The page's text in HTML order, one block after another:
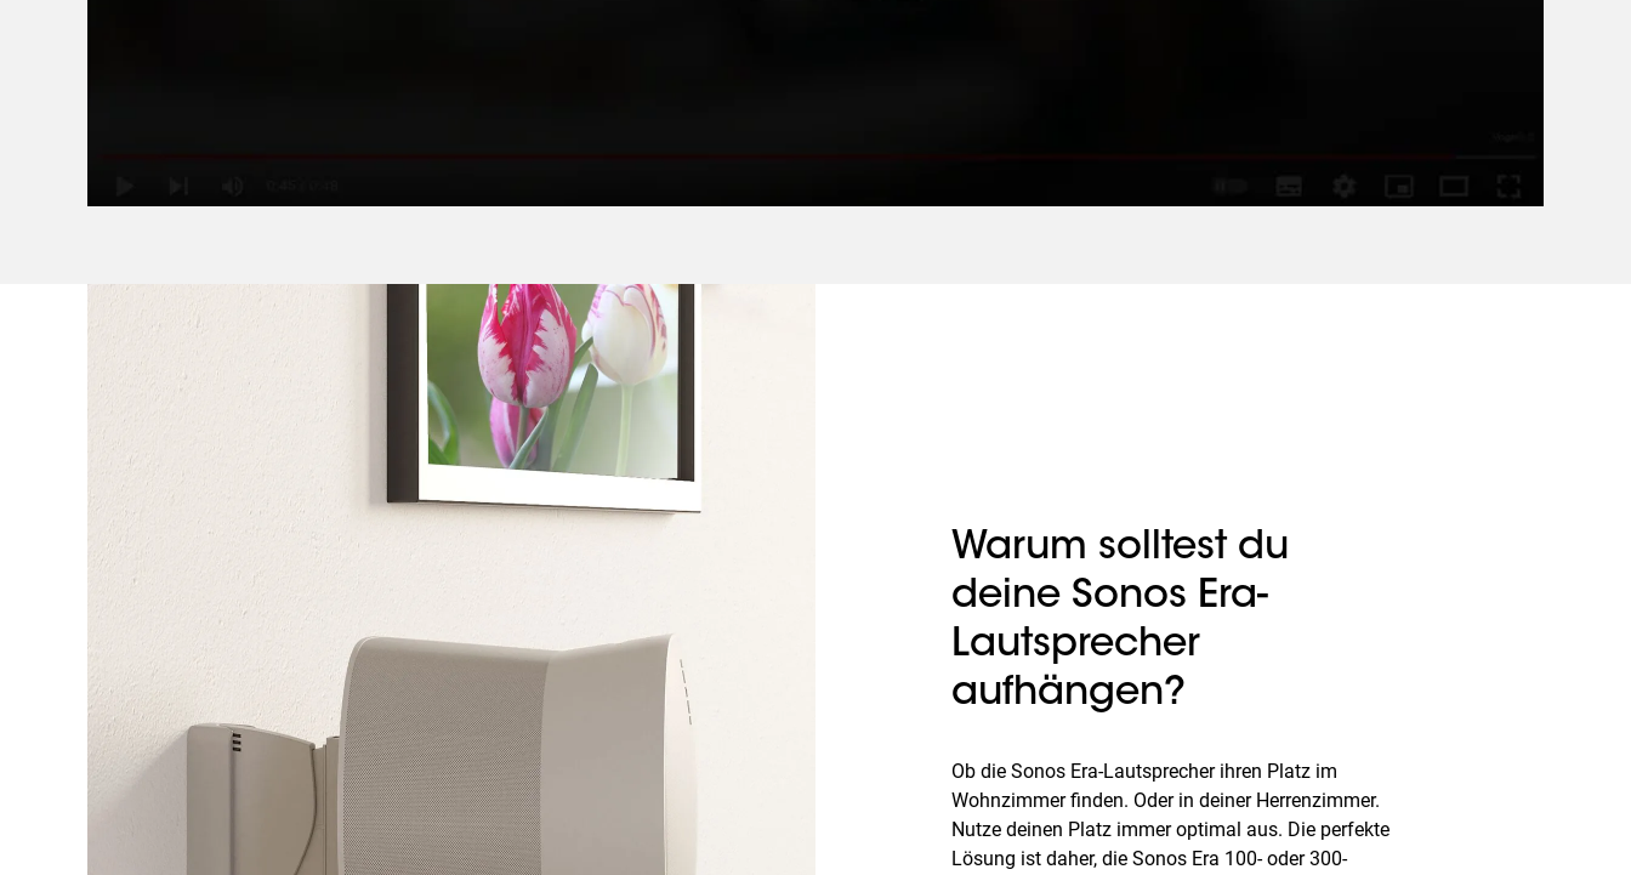
Warum solltest du
deine Sonos Era-
Lautsprecher
aufhängen?
Ob die Sonos Era-Lautsprecher ihren Platz im
Wohnzimmer finden. Oder in deiner Herrenzimmer.
Nutze deinen Platz immer optimal aus. Die perfekte
Lösung ist daher, die Sonos Era 100- oder 300-